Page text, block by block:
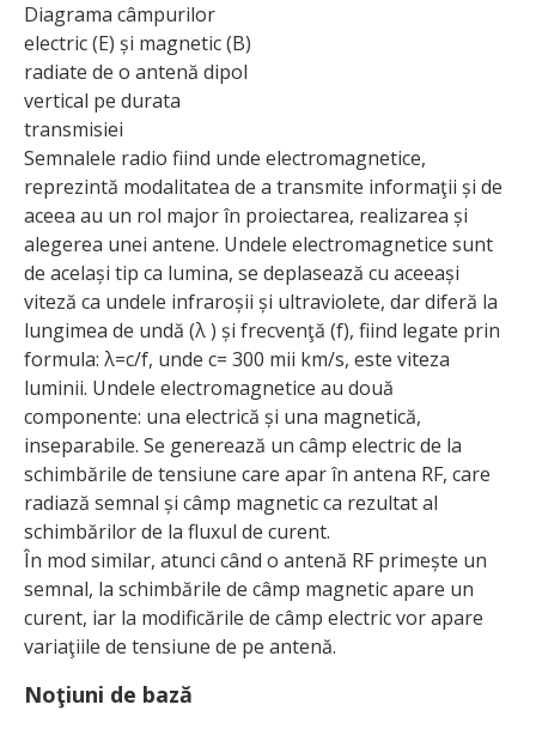
Diagrama câmpurilor
electric (E) și magnetic (B)
radiate de o antenă dipol
vertical pe durata
transmisiei
Semnalele radio fiind unde electromagnetice,
reprezintă modalitatea de a transmite informaţii și de
aceea au un rol major în proiectarea, realizarea și
alegerea unei antene. Undele electromagnetice sunt
de același tip ca lumina, se deplasează cu aceeași
viteză ca undele infraroșii și ultraviolete, dar diferă la
lungimea de undă (λ ) și frecvenţă (f), fiind legate prin
formula: λ=c/f, unde c= 300 mii km/s, este viteza
luminii. Undele electromagnetice au două
componente: una electrică și una magnetică,
inseparabile. Se generează un câmp electric de la
schimbările de tensiune care apar în antena RF, care
radiază semnal și câmp magnetic ca rezultat al
schimbărilor de la fluxul de curent.
În mod similar, atunci când o antenă RF primește un
semnal, la schimbările de câmp magnetic apare un
curent, iar la modificările de câmp electric vor apare
variaţiile de tensiune de pe antenă.
Noţiuni de bază